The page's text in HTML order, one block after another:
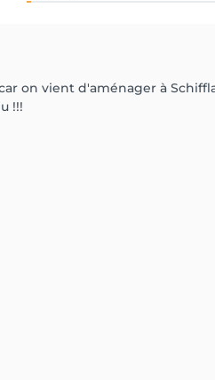
on vient d'aménager à
!!!